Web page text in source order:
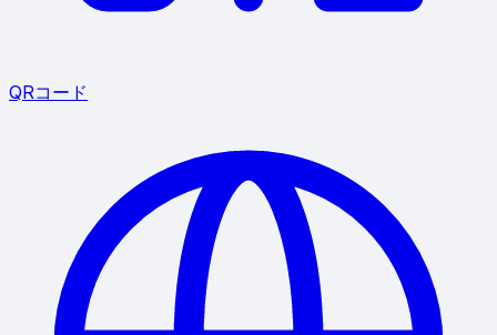
QRコード